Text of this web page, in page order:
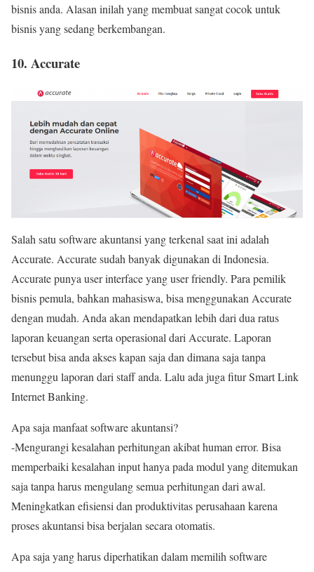
bisnis anda. Alasan inilah yang membuat sangat cocok untuk
bisnis yang sedang berkembangan.
10. Accurate
Salah satu software akuntansi yang terkenal saat ini adalah
Accurate. Accurate sudah banyak digunakan di Indonesia.
Accurate punya user interface yang user friendly. Para pemilik
bisnis pemula, bahkan mahasiswa, bisa menggunakan Accurate
dengan mudah. Anda akan mendapatkan lebih dari dua ratus
laporan keuangan serta operasional dari Accurate. Laporan
tersebut bisa anda akses kapan saja dan dimana saja tanpa
menunggu laporan dari staff anda. Lalu ada juga fitur Smart Link
Internet Banking.
Apa saja manfaat software akuntansi?
-Mengurangi kesalahan perhitungan akibat human error. Bisa
memperbaiki kesalahan input hanya pada modul yang ditemukan
saja tanpa harus mengulang semua perhitungan dari awal.
Meningkatkan efisiensi dan produktivitas perusahaan karena
proses akuntansi bisa berjalan secara otomatis.
Apa saja yang harus diperhatikan dalam memilih software